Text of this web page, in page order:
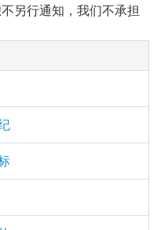
另行通知，我们不承担